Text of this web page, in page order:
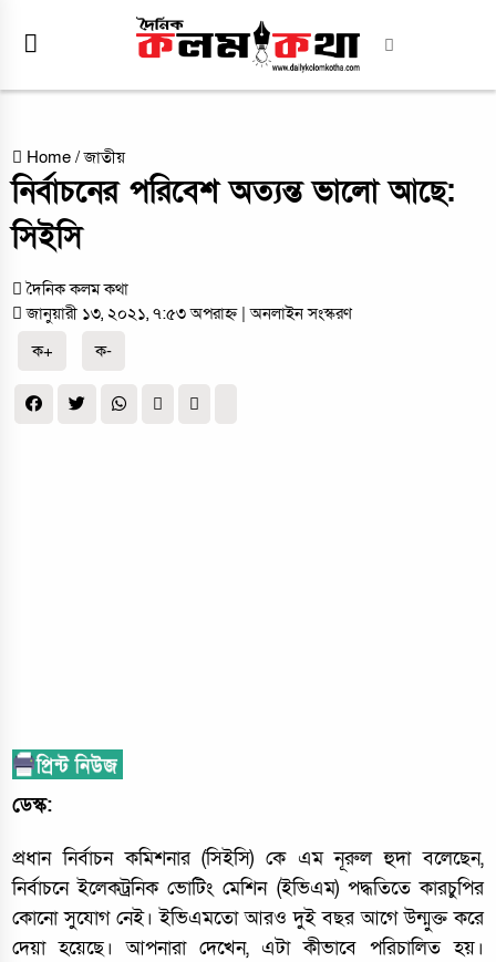
Home /জাতীয়
নির্বাচনের পরিবেশ অত্যন্ত ভালো আছে:
সিইসি
দৈনিক কলম কথা
জানুয়ারী ১৩, ২০২১, ৭:৫৩ অপরাহ্ন | অনলাইন সংস্করণ
ক+
ক-
ডেস্ক:
প্রধান নির্বাচন কমিশনার (সিইসি) কে এম নূরুল হুদা বলেছেন,
নির্বাচনে ইলেকট্রনিক ভোটিং মেশিন (ইভিএম) পদ্ধতিতে কারচুপির
কোনো সুযোগ নেই। ইভিএমতো আরও দুই বছর আগে উন্মুক্ত করে
দেয়া হয়েছে। আপনারা দেখেন, এটা কীভাবে পরিচালিত হয়।